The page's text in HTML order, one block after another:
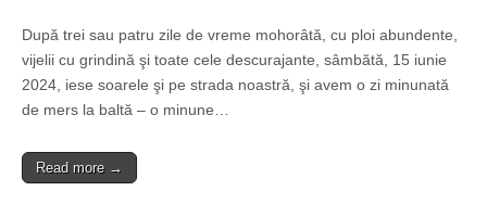
După trei sau patru zile de vreme mohorâtă, cu ploi abundente,
vijelii cu grindină şi toate cele descurajante, sâmbătă, 15 iunie
2024, iese soarele şi pe strada noastră, şi avem o zi minunată
de mers la baltă – o minune…
Read more →